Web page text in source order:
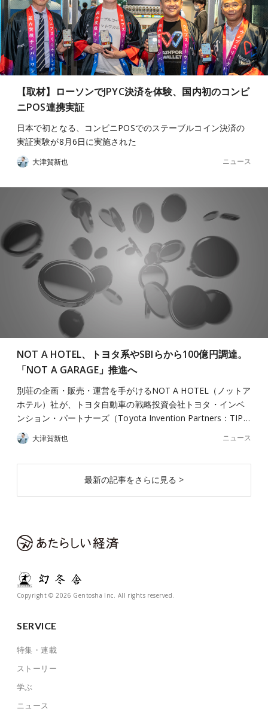
【取材】ローソンでJPYC決済を体験、国内初のコンビ
ニPOS連携実証
日本で初となる、コンビニPOSでのステーブルコイン決済の
実証実験が8月6日に実施された
大津賀新也 ニュース
NOT A HOTEL、トヨタ系やSBIらから100億円調達。
「NOT A GARAGE」推進へ
別荘の企画・販売・運営を手がけるNOT A HOTEL（ノットア
ホテル）社が、トヨタ自動車の戦略投資会社トヨタ・インベ
ンション・パートナーズ（Toyota Invention Partners：TIP…
大津賀新也 ニュース
最新の記事をさらに見る >
Copyright © 2026 Gentosha Inc. All rights reserved.
SERVICE
特集・連載
ストーリー
学ぶ
ニュース